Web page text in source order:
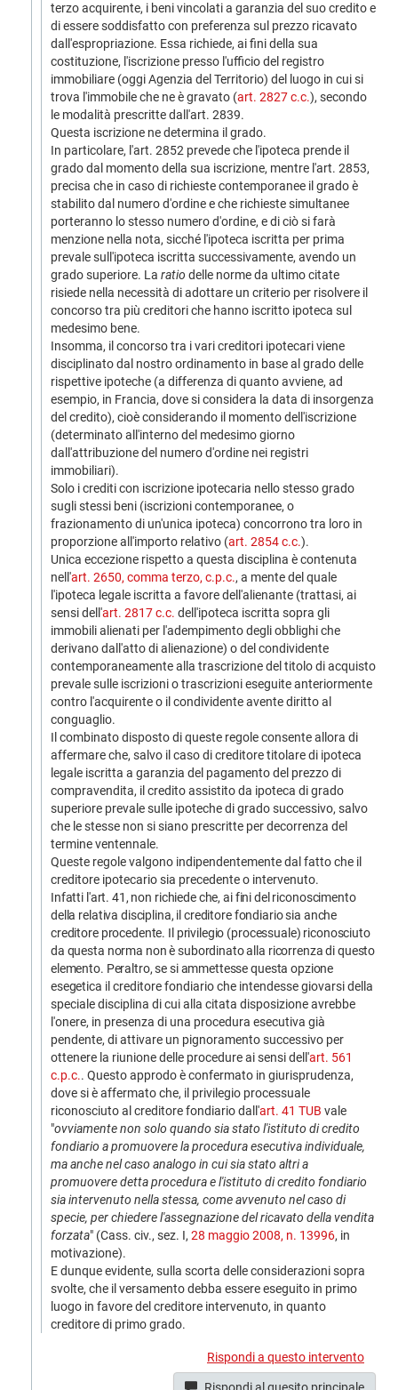
terzo acquirente, i beni vincolati a garanzia del suo credito e
di essere soddisfatto con preferenza sul prezzo ricavato
dall'espropriazione. Essa richiede, ai fini della sua
costituzione, l'iscrizione presso l'ufficio del registro
immobiliare (oggi Agenzia del Territorio) del luogo in cui si
trova l'immobile che ne è gravato (art. 2827 c.c.), secondo
le modalità prescritte dall'art. 2839.
Questa iscrizione ne determina il grado.
In particolare, l'art. 2852 prevede che l'ipoteca prende il
grado dal momento della sua iscrizione, mentre l'art. 2853,
precisa che in caso di richieste contemporanee il grado è
stabilito dal numero d'ordine e che richieste simultanee
porteranno lo stesso numero d'ordine, e di ciò si farà
menzione nella nota, sicché l'ipoteca iscritta per prima
prevale sull'ipoteca iscritta successivamente, avendo un
grado superiore. La ratio delle norme da ultimo citate
risiede nella necessità di adottare un criterio per risolvere il
concorso tra più creditori che hanno iscritto ipoteca sul
medesimo bene.
Insomma, il concorso tra i vari creditori ipotecari viene
disciplinato dal nostro ordinamento in base al grado delle
rispettive ipoteche (a differenza di quanto avviene, ad
esempio, in Francia, dove si considera la data di insorgenza
del credito), cioè considerando il momento dell'iscrizione
(determinato all'interno del medesimo giorno
dall'attribuzione del numero d'ordine nei registri
immobiliari).
Solo i crediti con iscrizione ipotecaria nello stesso grado
sugli stessi beni (iscrizioni contemporanee, o
frazionamento di un'unica ipoteca) concorrono tra loro in
proporzione all'importo relativo (art. 2854 c.c.).
Unica eccezione rispetto a questa disciplina è contenuta
nell'art. 2650, comma terzo, c.p.c., a mente del quale
l'ipoteca legale iscritta a favore dell'alienante (trattasi, ai
sensi dell'art. 2817 c.c. dell'ipoteca iscritta sopra gli
immobili alienati per l'adempimento degli obblighi che
derivano dall'atto di alienazione) o del condividente
contemporaneamente alla trascrizione del titolo di acquisto
prevale sulle iscrizioni o trascrizioni eseguite anteriormente
contro l'acquirente o il condividente avente diritto al
conguaglio.
Il combinato disposto di queste regole consente allora di
affermare che, salvo il caso di creditore titolare di ipoteca
legale iscritta a garanzia del pagamento del prezzo di
compravendita, il credito assistito da ipoteca di grado
superiore prevale sulle ipoteche di grado successivo, salvo
che le stesse non si siano prescritte per decorrenza del
termine ventennale.
Queste regole valgono indipendentemente dal fatto che il
creditore ipotecario sia precedente o intervenuto.
Infatti l'art. 41, non richiede che, ai fini del riconoscimento
della relativa disciplina, il creditore fondiario sia anche
creditore procedente. Il privilegio (processuale) riconosciuto
da questa norma non è subordinato alla ricorrenza di questo
elemento. Peraltro, se si ammettesse questa opzione
esegetica il creditore fondiario che intendesse giovarsi della
speciale disciplina di cui alla citata disposizione avrebbe
l'onere, in presenza di una procedura esecutiva già
pendente, di attivare un pignoramento successivo per
ottenere la riunione delle procedure ai sensi dell'art. 561
c.p.c.. Questo approdo è confermato in giurisprudenza,
dove si è affermato che, il privilegio processuale
riconosciuto al creditore fondiario dall'art. 41 TUB vale
"ovviamente non solo quando sia stato l'istituto di credito
fondiario a promuovere la procedura esecutiva individuale,
ma anche nel caso analogo in cui sia stato altri a
promuovere detta procedura e l'istituto di credito fondiario
sia intervenuto nella stessa, come avvenuto nel caso di
specie, per chiedere l'assegnazione del ricavato della vendita
forzata" (Cass. civ., sez. I, 28 maggio 2008, n. 13996, in
motivazione).
E dunque evidente, sulla scorta delle considerazioni sopra
svolte, che il versamento debba essere eseguito in primo
luogo in favore del creditore intervenuto, in quanto
creditore di primo grado.
Rispondi a questo intervento